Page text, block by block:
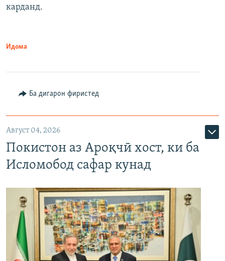
карданд.
Идома
Ба дигарон фиристед
Август 04, 2026
Покистон аз Ароқчӣ хост, ки ба
Исломобод сафар кунад